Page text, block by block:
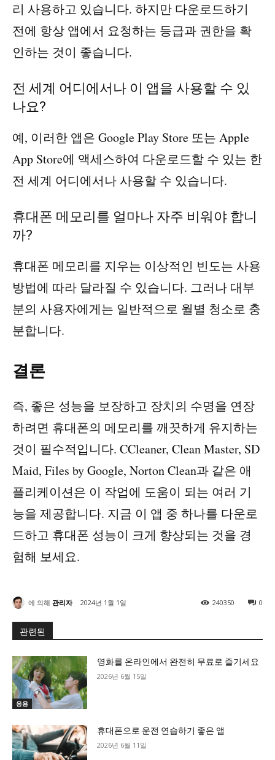
리 사용하고 있습니다. 하지만 다운로드하기
전에 항상 앱에서 요청하는 등급과 권한을 확
인하는 것이 좋습니다.
전 세계 어디에서나 이 앱을 사용할 수 있
나요?
예, 이러한 앱은 Google Play Store 또는 Apple
App Store에 액세스하여 다운로드할 수 있는 한
전 세계 어디에서나 사용할 수 있습니다.
휴대폰 메모리를 얼마나 자주 비워야 합니
까?
휴대폰 메모리를 지우는 이상적인 빈도는 사용
방법에 따라 달라질 수 있습니다. 그러나 대부
분의 사용자에게는 일반적으로 월별 청소로 충
분합니다.
결론
즉, 좋은 성능을 보장하고 장치의 수명을 연장
하려면 휴대폰의 메모리를 깨끗하게 유지하는
것이 필수적입니다. CCleaner, Clean Master, SD
Maid, Files by Google, Norton Clean과 같은 애
플리케이션은 이 작업에 도움이 되는 여러 기
능을 제공합니다. 지금 이 앱 중 하나를 다운로
드하고 휴대폰 성능이 크게 향상되는 것을 경
험해 보세요.
0
240350
에 의해 관리자 2024년 1월 1일
관련된
응용
영화를 온라인에서 완전히 무료로 즐기세요
2026년 6월 15일
휴대폰으로 운전 연습하기 좋은 앱
2026년 6월 11일